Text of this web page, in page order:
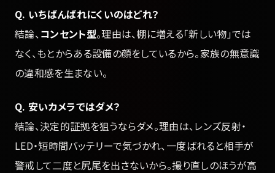
Q. いちばんばれにくいのはどれ？
結論、コンセント型。理由は、棚に増える「新しい物」では
なく、もとからある設備の顔をしているから。家族の無意識
の違和感を生まない。
Q. 安いカメラではダメ？
結論、決定的証拠を狙うならダメ。理由は、レンズ反射・
LED・短時間バッテリーで気づかれ、一度ばれると相手が
警戒して二度と尻尾を出さないから。撮り直しのほうが高